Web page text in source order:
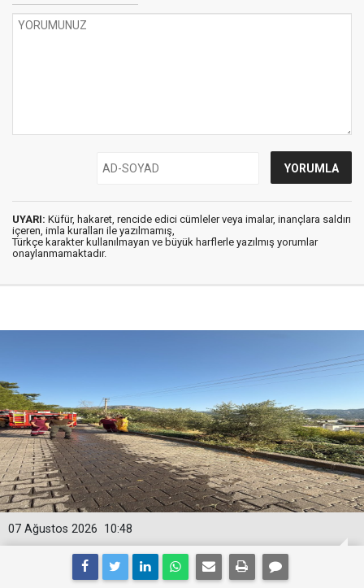
UYARI: Küfür, hakaret, rencide edici cümleler veya imalar, inançlara saldırı
içeren, imla kuralları ile yazılmamış,
Türkçe karakter kullanılmayan ve büyük harflerle yazılmış yorumlar
onaylanmamaktadır.
10:48
07 Ağustos 2026